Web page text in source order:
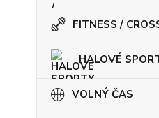
FITNESS /
HALOVÉ
VOLNÝ ČAS